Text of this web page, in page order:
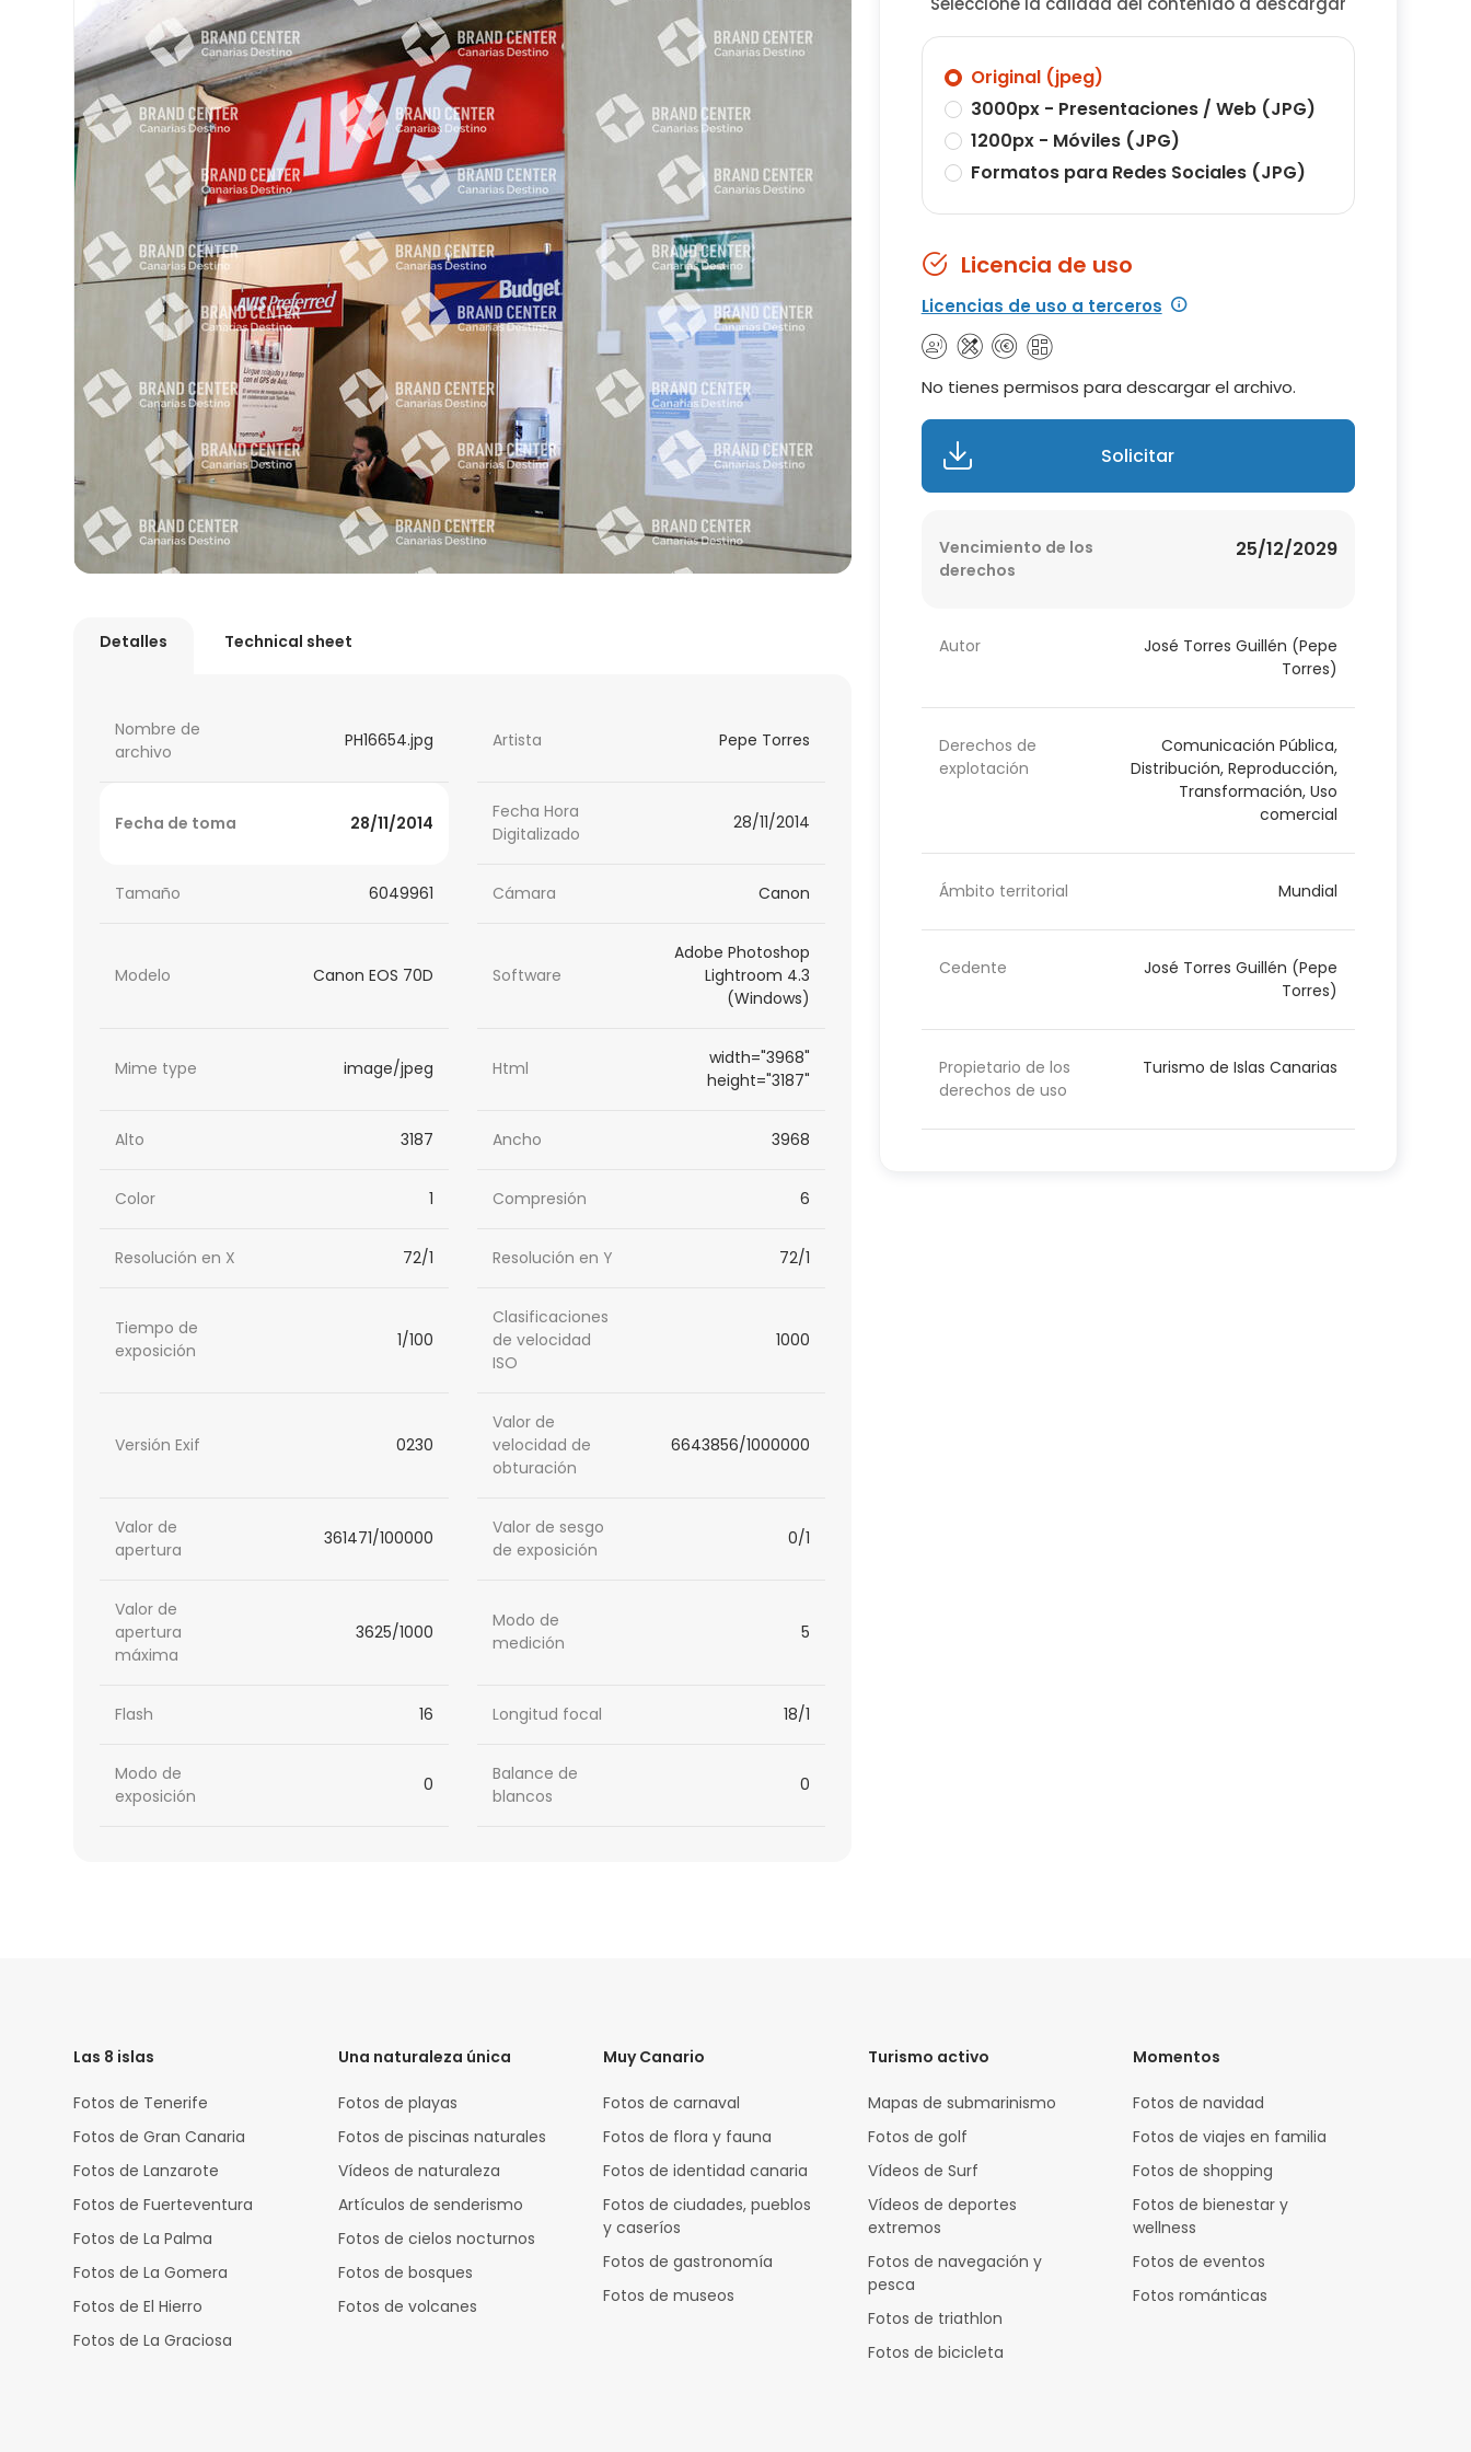
Detalles Technical sheet
Nombre de
archivo
PH16654.jpg Artista Pepe Torres
Fecha de toma 28/11/2014
Fecha Hora
Digitalizado
28/11/2014
Tamaño 6049961 Cámara Canon
Modelo Canon EOS 70D Software
Adobe Photoshop
Lightroom 4.3
(Windows)
Mime type image/jpeg Html
width="3968"
height="3187"
Alto 3187 Ancho 3968
Color 1 Compresión 6
Resolución en X 72/1 Resolución en Y 72/1
Tiempo de
exposición
1/100
Clasificaciones
de velocidad
ISO
1000
Versión Exif 0230
Valor de
velocidad de
obturación
6643856/1000000
Valor de
apertura
361471/100000
Valor de sesgo
de exposición
0/1
Valor de
apertura
máxima
3625/1000
Modo de
medición
5
Flash 16 Longitud focal 18/1
Modo de
exposición
0
Balance de
blancos
0
Original (jpeg)
3000px - Presentaciones / Web (JPG)
1200px - Móviles (JPG)
Formatos para Redes Sociales (JPG)
Licencia de uso
Licencias de uso a terceros
No tienes permisos para descargar el archivo.
Solicitar
Vencimiento de los
derechos
25/12/2029
Autor
José Torres Guillén (Pepe
Torres)
Derechos de
explotación
Comunicación Pública,
Distribución, Reproducción,
Transformación, Uso
comercial
Ámbito territorial Mundial
Cedente
José Torres Guillén (Pepe
Torres)
Propietario de los
derechos de uso
Turismo de Islas Canarias
Las 8 islas
Fotos de Tenerife
Fotos de Gran Canaria
Fotos de Lanzarote
Fotos de Fuerteventura
Fotos de La Palma
Fotos de La Gomera
Fotos de El Hierro
Fotos de La Graciosa
Una naturaleza única
Fotos de playas
Fotos de piscinas naturales
Vídeos de naturaleza
Artículos de senderismo
Fotos de cielos nocturnos
Fotos de bosques
Fotos de volcanes
Muy Canario
Fotos de carnaval
Fotos de flora y fauna
Fotos de identidad canaria
Fotos de ciudades, pueblos
y caseríos
Fotos de gastronomía
Fotos de museos
Turismo activo
Mapas de submarinismo
Fotos de golf
Vídeos de Surf
Vídeos de deportes
extremos
Fotos de navegación y
pesca
Fotos de triathlon
Fotos de bicicleta
Momentos
Fotos de navidad
Fotos de viajes en familia
Fotos de shopping
Fotos de bienestar y
wellness
Fotos de eventos
Fotos románticas